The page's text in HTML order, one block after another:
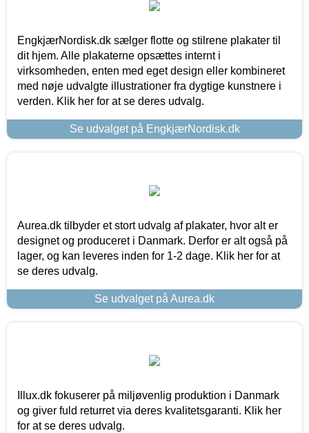
EngkjærNordisk.dk sælger flotte og stilrene plakater til
dit hjem. Alle plakaterne opsættes internt i
virksomheden, enten med eget design eller kombineret
med nøje udvalgte illustrationer fra dygtige kunstnere i
verden. Klik her for at se deres udvalg.
Se udvalget på EngkjærNordisk.dk
Aurea.dk tilbyder et stort udvalg af plakater, hvor alt er
designet og produceret i Danmark. Derfor er alt også på
lager, og kan leveres inden for 1-2 dage. Klik her for at
se deres udvalg.
Se udvalget på Aurea.dk
Illux.dk fokuserer på miljøvenlig produktion i Danmark
og giver fuld returret via deres kvalitetsgaranti. Klik her
for at se deres udvalg.